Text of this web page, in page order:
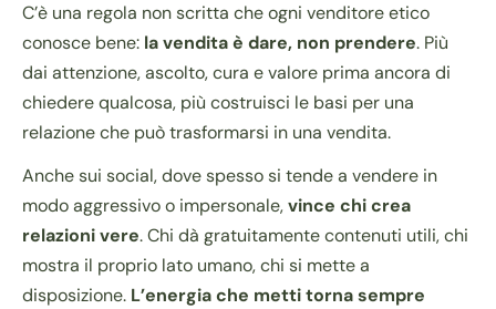
C’è una regola non scritta che ogni venditore etico
conosce bene: la vendita è dare, non prendere. Più
dai attenzione, ascolto, cura e valore prima ancora di
chiedere qualcosa, più costruisci le basi per una
relazione che può trasformarsi in una vendita.
Anche sui social, dove spesso si tende a vendere in
modo aggressivo o impersonale,vince chi crea
relazioni vere. Chi dà gratuitamente contenuti utili, chi
mostra il proprio lato umano, chi si mette a
disposizione. L’energia che metti torna sempre